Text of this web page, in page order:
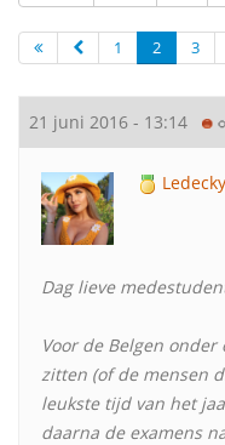
1 2 3
21 juni 2016 - 13:14
Ledecky
Dag lieve
Voor de Belgen
zitten (of de mensen
leukste tijd van het
daarna de examens